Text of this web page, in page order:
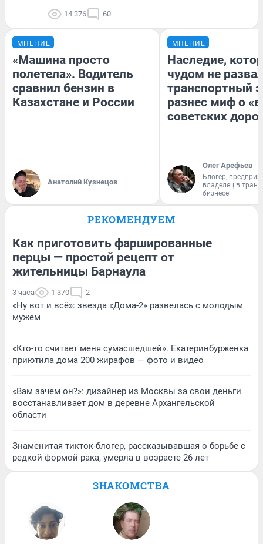
14 376 60
МНЕНИЕ
«Машина просто
полетела». Водитель
сравнил бензин в
Казахстане и России
Анатолий Кузнецов
МНЕНИЕ
Наследие,
чудом не
транспортный
разнес миф о
советских
Олег Арефьев
Блогер,
владелец в
бизнесе
РЕКОМЕНДУЕМ
Как приготовить фаршированные
перцы — простой рецепт от
жительницы Барнаула
3 часа 1 370 2
«Ну вот и всё»: звезда «Дома-2» развелась с молодым
мужем
«Кто-то считает меня сумасшедшей». Екатеринбурженка
приютила дома 200 жирафов — фото и видео
«Вам зачем он?»: дизайнер из Москвы за свои деньги
восстанавливает дом в деревне Архангельской
области
Знаменитая тикток-блогер, рассказывавшая о борьбе с
редкой формой рака, умерла в возрасте 26 лет
ЗНАКОМСТВА